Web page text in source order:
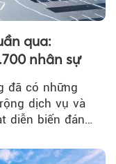
qua:
nhân sự
đã có những
dịch vụ và
diễn biến đáng